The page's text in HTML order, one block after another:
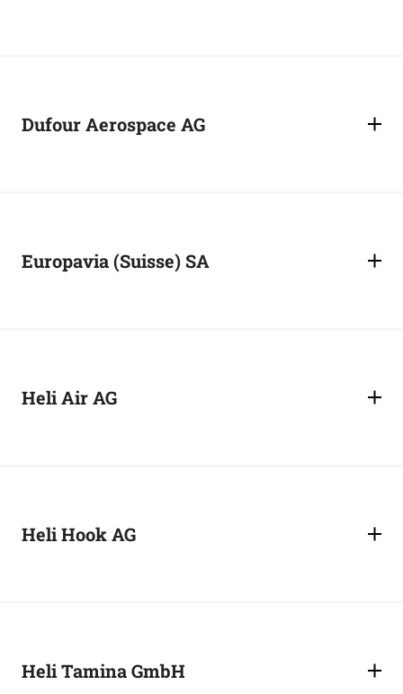
Dufour Aerospace AG
Europavia (Suisse) SA
Heli Air AG
Heli Hook AG
Heli Tamina GmbH